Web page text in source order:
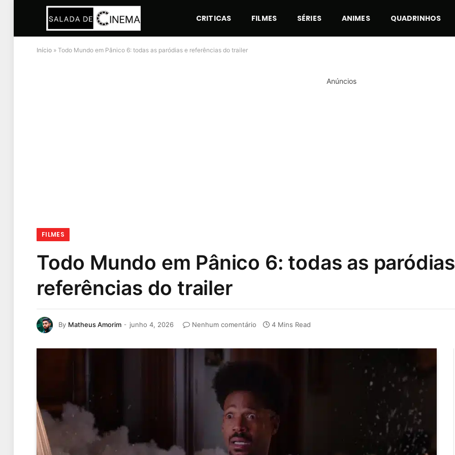
CRITICAS FILMES SÉRIES ANIMES QUADRINHOS
Início » Todo Mundo em Pânico 6: todas as paródias e referências do trailer
Anúncios
FILMES
Todo Mundo em Pânico 6: todas as
referências do trailer
By Matheus Amorim junho 4, 2026 Nenhum comentário 4 Mins Read